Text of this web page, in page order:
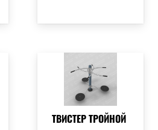
ТВИСТЕР ТРОЙНОЙ